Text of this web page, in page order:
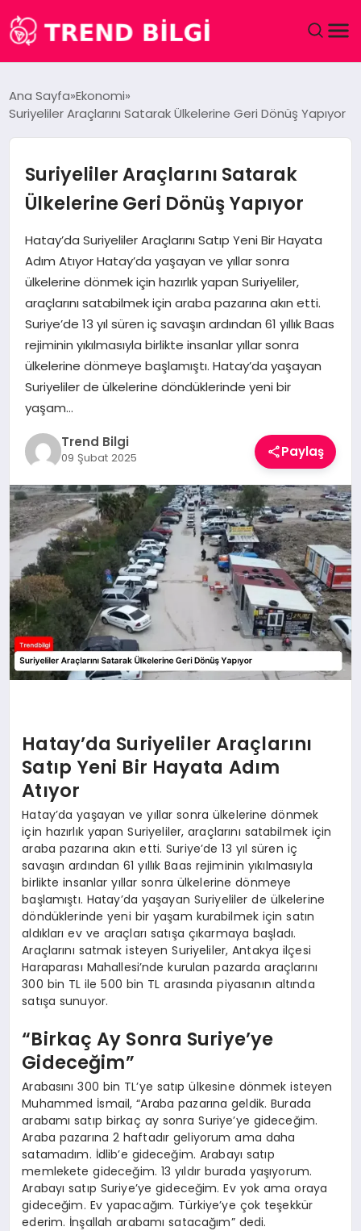
DÜNYA
EĞITIM
EKONOMI
MAGAZIN
SAĞLIK
SPOR
TEKNOLOJI
YAŞAM
Ana Sayfa Ekonomi
Suriyeliler Araçlarını Satarak Ülkelerine Geri Dönüş Yapıyor
Suriyeliler Araçlarını Satarak
Ülkelerine Geri Dönüş Yapıyor
Hatay’da Suriyeliler Araçlarını Satıp Yeni Bir Hayata
Adım Atıyor Hatay’da yaşayan ve yıllar sonra
ülkelerine dönmek için hazırlık yapan Suriyeliler,
araçlarını satabilmek için araba pazarına akın etti.
Suriye’de 13 yıl süren iç savaşın ardından 61 yıllık Baas
rejiminin yıkılmasıyla birlikte insanlar yıllar sonra
ülkelerine dönmeye başlamıştı. Hatay’da yaşayan
Suriyeliler de ülkelerine döndüklerinde yeni bir
yaşam…
Trend Bilgi
09 Şubat 2025 Paylaş
Hatay’da Suriyeliler Araçlarını
Satıp Yeni Bir Hayata Adım
Atıyor
Hatay’da yaşayan ve yıllar sonra ülkelerine dönmek
için hazırlık yapan Suriyeliler, araçlarını satabilmek için
araba pazarına akın etti. Suriye’de 13 yıl süren iç
savaşın ardından 61 yıllık Baas rejiminin yıkılmasıyla
birlikte insanlar yıllar sonra ülkelerine dönmeye
başlamıştı. Hatay’da yaşayan Suriyeliler de ülkelerine
döndüklerinde yeni bir yaşam kurabilmek için satın
aldıkları ev ve araçları satışa çıkarmaya başladı.
Araçlarını satmak isteyen Suriyeliler, Antakya ilçesi
Haraparası Mahallesi’nde kurulan pazarda araçlarını
300 bin TL ile 500 bin TL arasında piyasanın altında
satışa sunuyor.
“Birkaç Ay Sonra Suriye’ye
Gideceğim”
Arabasını 300 bin TL’ye satıp ülkesine dönmek isteyen
Muhammed İsmail, “Araba pazarına geldik. Burada
arabamı satıp birkaç ay sonra Suriye’ye gideceğim.
Araba pazarına 2 haftadır geliyorum ama daha
satamadım. İdlib’e gideceğim. Arabayı satıp
memlekete gideceğim. 13 yıldır burada yaşıyorum.
Arabayı satıp Suriye’ye gideceğim. Ev yok ama oraya
gideceğim. Ev yapacağım. Türkiye’ye çok teşekkür
ederim. İnşallah arabamı satacağım” dedi.